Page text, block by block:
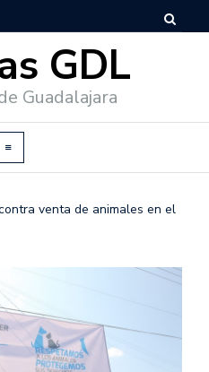
GDL
Guadalajara
venta de animales en el